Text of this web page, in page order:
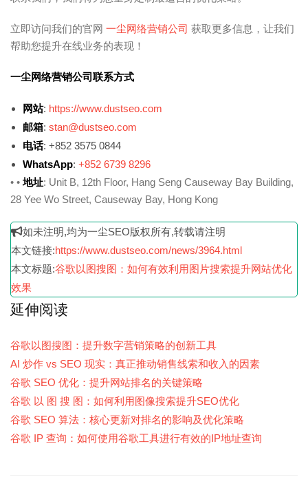
立即访问我们的官网 一尘网络营销公司 获取更多信息，让我们
帮助您提升在线业务的表现！
一尘网络营销公司联系方式
网站: https://www.dustseo.com
邮箱: stan@dustseo.com
电话: +852 3575 0844
WhatsApp: +852 6739 8296
• •地址: Unit B, 12th Floor, Hang Seng Causeway Bay Building,
28 Yee Wo Street, Causeway Bay, Hong Kong
如未注明,均为一尘SEO版权所有,转载请注明
本文链接:https://www.dustseo.com/news/3964.html
本文标题:谷歌以图搜图：如何有效利用图片搜索提升网站优化
效果
延伸阅读
谷歌以图搜图：提升数字营销策略的创新工具
AI 炒作 vs SEO 现实：真正推动销售线索和收入的因素
谷歌 SEO 优化：提升网站排名的关键策略
谷歌 以 图 搜 图：如何利用图像搜索提升SEO优化
谷歌 SEO 算法：核心更新对排名的影响及优化策略
谷歌 IP 查询：如何使用谷歌工具进行有效的IP地址查询